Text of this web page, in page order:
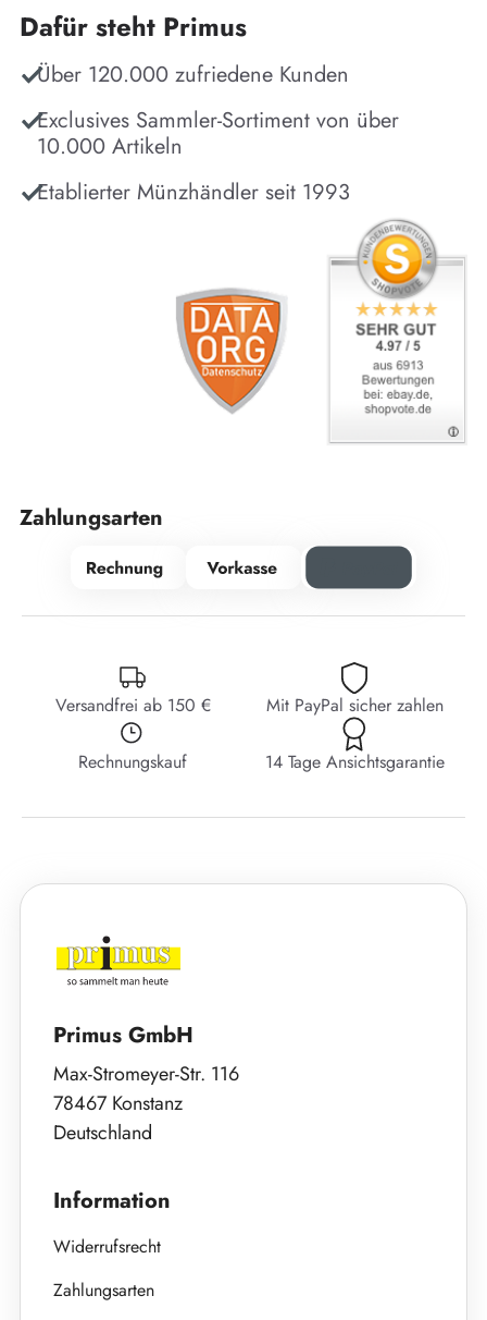
Dafür steht Primus
Über 120.000 zufriedene Kunden
Exclusives Sammler-Sortiment von über
10.000 Artikeln
Etablierter Münzhändler seit 1993
Zahlungsarten
Versandfrei ab 150 € Mit PayPal sicher zahlen
Rechnungskauf 14 Tage Ansichtsgarantie
Primus GmbH
Max-Stromeyer-Str. 116
78467 Konstanz
Deutschland
Information
Widerrufsrecht
Zahlungsarten